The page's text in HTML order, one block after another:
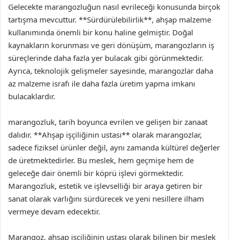
Gelecekte marangozluğun nasıl evrileceği konusunda birçok
tartışma mevcuttur. **Sürdürülebilirlik**, ahşap malzeme
kullanımında önemli bir konu haline gelmiştir. Doğal
kaynakların korunması ve geri dönüşüm, marangozların iş
süreçlerinde daha fazla yer bulacak gibi görünmektedir.
Ayrıca, teknolojik gelişmeler sayesinde, marangozlar daha
az malzeme israfı ile daha fazla üretim yapma imkanı
bulacaklardır.
marangozluk, tarih boyunca evrilen ve gelişen bir zanaat
dalıdır. **Ahşap işçiliğinin ustası** olarak marangozlar,
sadece fiziksel ürünler değil, aynı zamanda kültürel değerler
de üretmektedirler. Bu meslek, hem geçmişe hem de
geleceğe dair önemli bir köprü işlevi görmektedir.
Marangozluk, estetik ve işlevselliği bir araya getiren bir
sanat olarak varlığını sürdürecek ve yeni nesillere ilham
vermeye devam edecektir.
Marangoz, ahşap işçiliğinin ustası olarak bilinen bir meslek